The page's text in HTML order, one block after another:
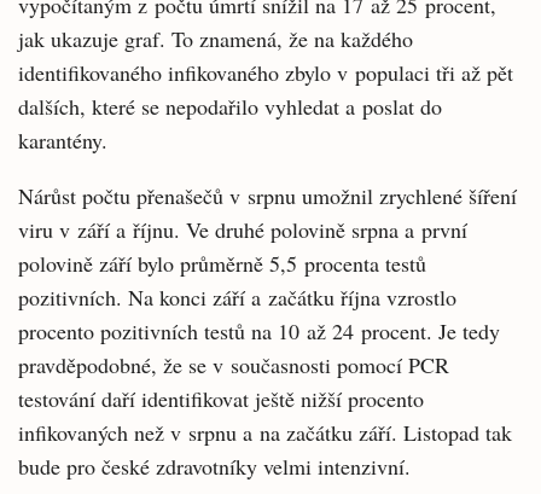
jak ukazuje graf. To znamená, že na každého
identifikovaného infikovaného zbylo v populaci tři až pět
dalších, které se nepodařilo vyhledat a poslat do
karantény.
Nárůst počtu přenašečů v srpnu umožnil zrychlené šíření
viru v září a říjnu. Ve druhé polovině srpna a první
polovině září bylo průměrně 5,5 procenta testů
pozitivních. Na konci září a začátku října vzrostlo
procento pozitivních testů na 10 až 24 procent. Je tedy
pravděpodobné, že se v současnosti pomocí PCR
testování daří identifikovat ještě nižší procento
infikovaných než v srpnu a na začátku září. Listopad tak
bude pro české zdravotníky velmi intenzivní.